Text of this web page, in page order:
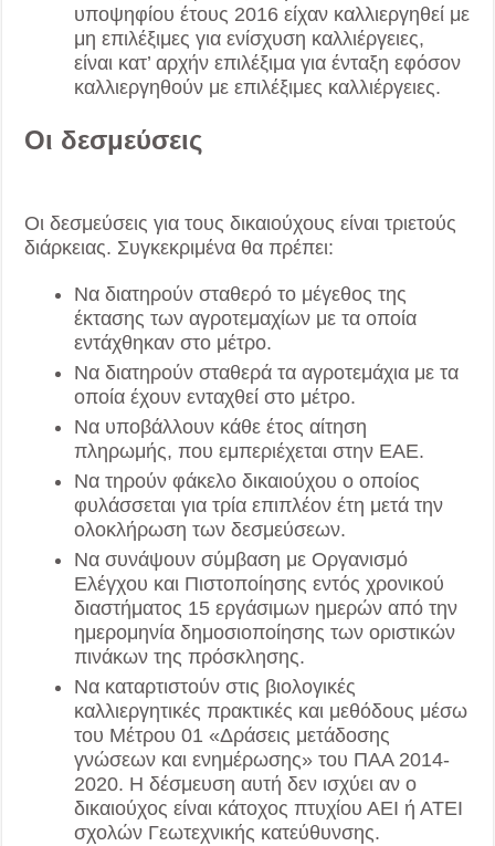
υποψηφίου έτους 2016 είχαν καλλιεργηθεί με
μη επιλέξιμες για ενίσχυση καλλιέργειες,
είναι κατ’ αρχήν επιλέξιμα για ένταξη εφόσον
καλλιεργηθούν με επιλέξιμες καλλιέργειες.
Οι δεσμεύσεις
Οι δεσμεύσεις για τους δικαιούχους είναι τριετούς
διάρκειας. Συγκεκριμένα θα πρέπει:
Να διατηρούν σταθερό το μέγεθος της
έκτασης των αγροτεμαχίων με τα οποία
εντάχθηκαν στο μέτρο.
Να διατηρούν σταθερά τα αγροτεμάχια με τα
οποία έχουν ενταχθεί στο μέτρο.
Να υποβάλλουν κάθε έτος αίτηση
πληρωμής, που εμπεριέχεται στην ΕΑΕ.
Να τηρούν φάκελο δικαιούχου ο οποίος
φυλάσσεται για τρία επιπλέον έτη μετά την
ολοκλήρωση των δεσμεύσεων.
Να συνάψουν σύμβαση με Οργανισμό
Ελέγχου και Πιστοποίησης εντός χρονικού
διαστήματος 15 εργάσιμων ημερών από την
ημερομηνία δημοσιοποίησης των οριστικών
πινάκων της πρόσκλησης.
Να καταρτιστούν στις βιολογικές
καλλιεργητικές πρακτικές και μεθόδους μέσω
του Μέτρου 01 «Δράσεις μετάδοσης
γνώσεων και ενημέρωσης» του ΠΑΑ 2014-
2020. Η δέσμευση αυτή δεν ισχύει αν ο
δικαιούχος είναι κάτοχος πτυχίου ΑΕΙ ή ΑΤΕΙ
σχολών Γεωτεχνικής κατεύθυνσης.